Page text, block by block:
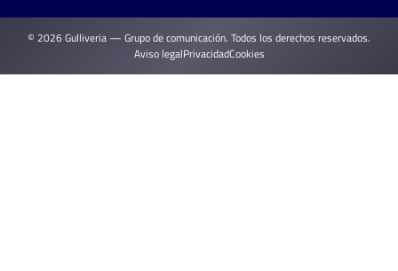
© 2026 Gulliveria — Grupo de comunicación. Todos los derechos reservados.
Aviso legalPrivacidadCookies